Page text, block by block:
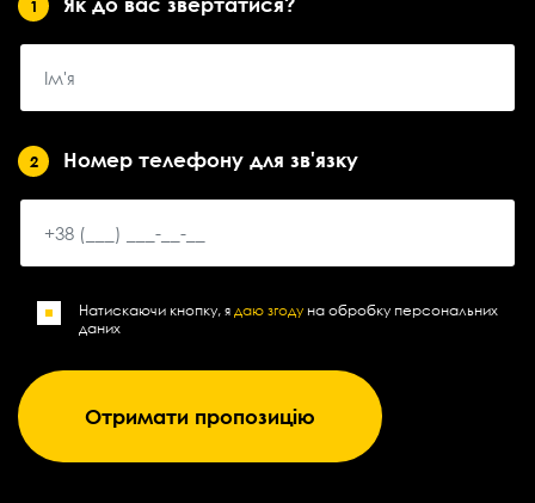
1
2 Номер телефону для зв'язку
Натискаючи кнопку, я даю згоду на обробку персональних
даних